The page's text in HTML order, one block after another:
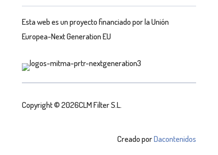
Esta web es un proyecto financiado por la Unión
Europea-Next Generation EU
Copyright © 2026CLM Filter S.L.
Creado porDacontenidos